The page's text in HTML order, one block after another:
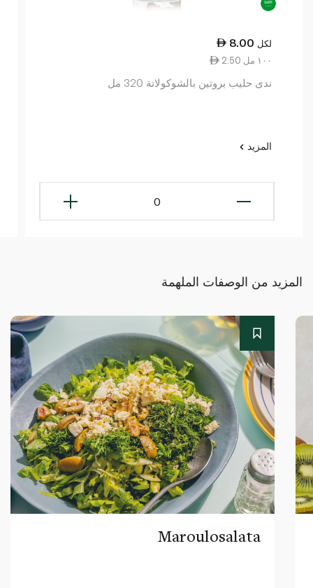
8.00 لكل
2.50 ١٠٠ مل
ندى حليب بروتين بالشوكولاتة 320 مل
المزيد
0
المزيد من الوصفات الملهمة
Maroulosalata